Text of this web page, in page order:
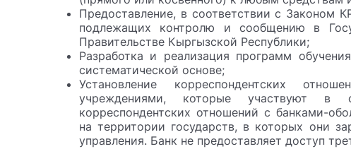
Предоставление, в соответствии с Законом
подлежащих контролю и сообщению в
Правительстве Кыргызской Республики;
Разработка и реализация программ
систематической основе;
Установление корреспондентских
учреждениями, которые участвуют
корреспондентских отношений с банками-
на территории государств, в которых они
управления. Банк не предоставляет доступ